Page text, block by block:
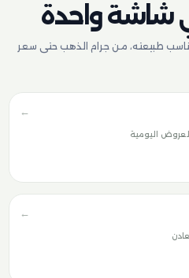
شاشة واحدة
طبيعته، من جرام الذهب حتى سعر
اليومية
←
←